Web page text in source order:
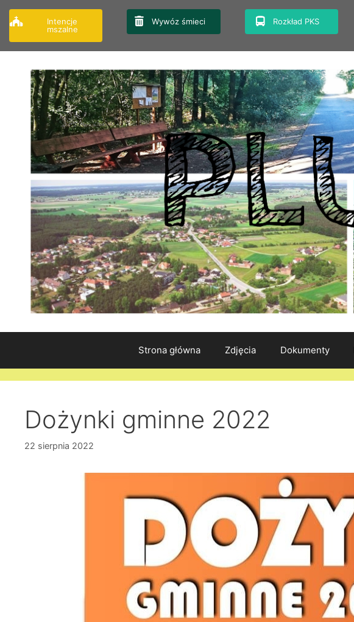
Przejdź
do
Intencje
mszalne
Wywóz śmieci Rozkład PKS
Strona główna Zdjęcia Dokumenty
Dożynki gminne 2022
22 sierpnia 2022